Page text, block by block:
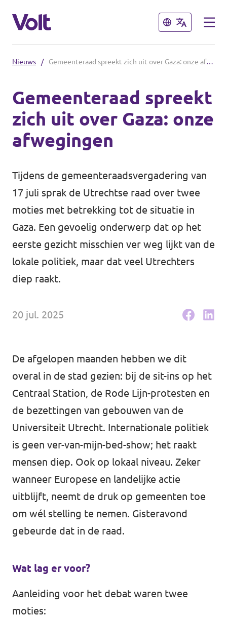
Sluiten
Utrecht
Volt Utrecht (Afdeling)
Volt Utrecht (Provincie)
Volt Baarn
Volt De Bilt
Volt Houten
Volt Soest
Volt Utrecht (Stad)
Volt Nederland
Volt Nederland
Regio's
Sluiten
Standpunten
Over Volt
Mensen
Nieuws
Agenda
Volt Baarn
Volt De Bilt
Volt Houten
Volt Utrecht stad
Volt Woerden
Volt Zeist
Doe mee!
Nieuws / Gemeenteraad spreekt zich uit over Gaza: onze afwegingen
Gemeenteraad spreekt
zich uit over Gaza: onze
afwegingen
Tijdens de gemeenteraadsvergadering van
17 juli sprak de Utrechtse raad over twee
moties met betrekking tot de situatie in
Gaza. Een gevoelig onderwerp dat op het
eerste gezicht misschien ver weg lijkt van de
lokale politiek, maar dat veel Utrechters
diep raakt.
20 jul. 2025
De afgelopen maanden hebben we dit
overal in de stad gezien: bij de sit-ins op het
Centraal Station, de Rode Lijn-protesten en
de bezettingen van gebouwen van de
Universiteit Utrecht. Internationale politiek
is geen ver-van-mijn-bed-show; het raakt
mensen diep. Ook op lokaal niveau. Zeker
wanneer Europese en landelijke actie
uitblijft, neemt de druk op gemeenten toe
om wél stelling te nemen. Gisteravond
gebeurde dat in de raad.
Wat lag er voor?
Aanleiding voor het debat waren twee
moties: